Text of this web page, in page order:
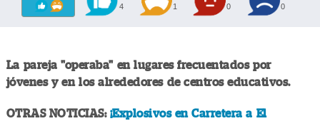
4 1 0 0
La pareja "operaba" en lugares frecuentados por
jóvenes y en los alrededores de centros educativos.
OTRAS NOTICIAS: ¡Explosivos en Carretera a El